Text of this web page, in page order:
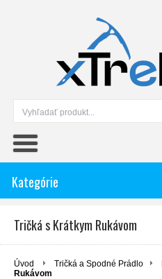
Kategórie
Tričká s Krátkym Rukávom
Úvod Tričká a Spodné Prádlo
Rukávom